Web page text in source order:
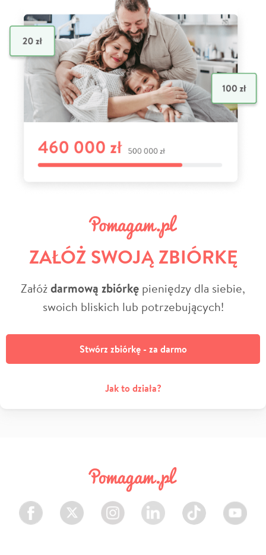
ZAŁÓŻ SWOJĄ ZBIÓRKĘ
Załóżdarmową zbiórkę pieniędzy dla siebie,
swoich bliskich lub potrzebujących!
Stwórz zbiórkę - za darmo
Jak to działa?
Facebook Twitter Instagram LinkedIn TikTok Youtube